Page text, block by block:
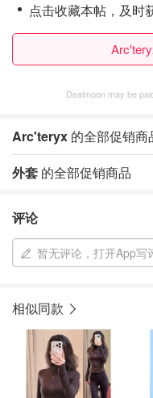
点击收藏本帖，及时
Dealmoon may be
Arc'teryx 的全部促销商
外套 的全部促销商品
评论
暂无评论，打开App写
相似同款